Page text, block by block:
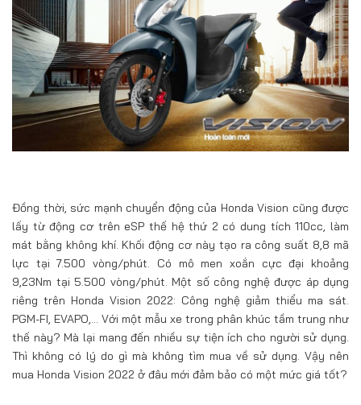
Đồng thời, sức mạnh chuyển động của Honda Vision cũng được
lấy từ động cơ trên eSP thế hệ thứ 2 có dung tích 110cc, làm
mát bằng không khí. Khối động cơ này tạo ra công suất 8,8 mã
lực tại 7.500 vòng/phút. Có mô men xoắn cực đại khoảng
9,23Nm tại 5.500 vòng/phút. Một số công nghệ được áp dụng
riêng trên Honda Vision 2022: Công nghệ giảm thiểu ma sát.
PGM-FI, EVAPO,… Với một mẫu xe trong phân khúc tầm trung như
thế này? Mà lại mang đến nhiều sự tiện ích cho người sử dụng.
Thì không có lý do gì mà không tìm mua về sử dụng. Vậy nên
mua Honda Vision 2022 ở đâu mới đảm bảo có một mức giá tốt?